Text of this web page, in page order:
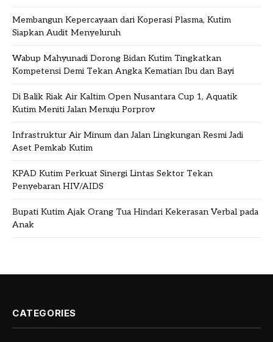
Membangun Kepercayaan dari Koperasi Plasma, Kutim
Siapkan Audit Menyeluruh
Wabup Mahyunadi Dorong Bidan Kutim Tingkatkan
Kompetensi Demi Tekan Angka Kematian Ibu dan Bayi
Di Balik Riak Air Kaltim Open Nusantara Cup 1, Aquatik
Kutim Meniti Jalan Menuju Porprov
Infrastruktur Air Minum dan Jalan Lingkungan Resmi Jadi
Aset Pemkab Kutim
KPAD Kutim Perkuat Sinergi Lintas Sektor Tekan
Penyebaran HIV/AIDS
Bupati Kutim Ajak Orang Tua Hindari Kekerasan Verbal pada
Anak
CATEGORIES